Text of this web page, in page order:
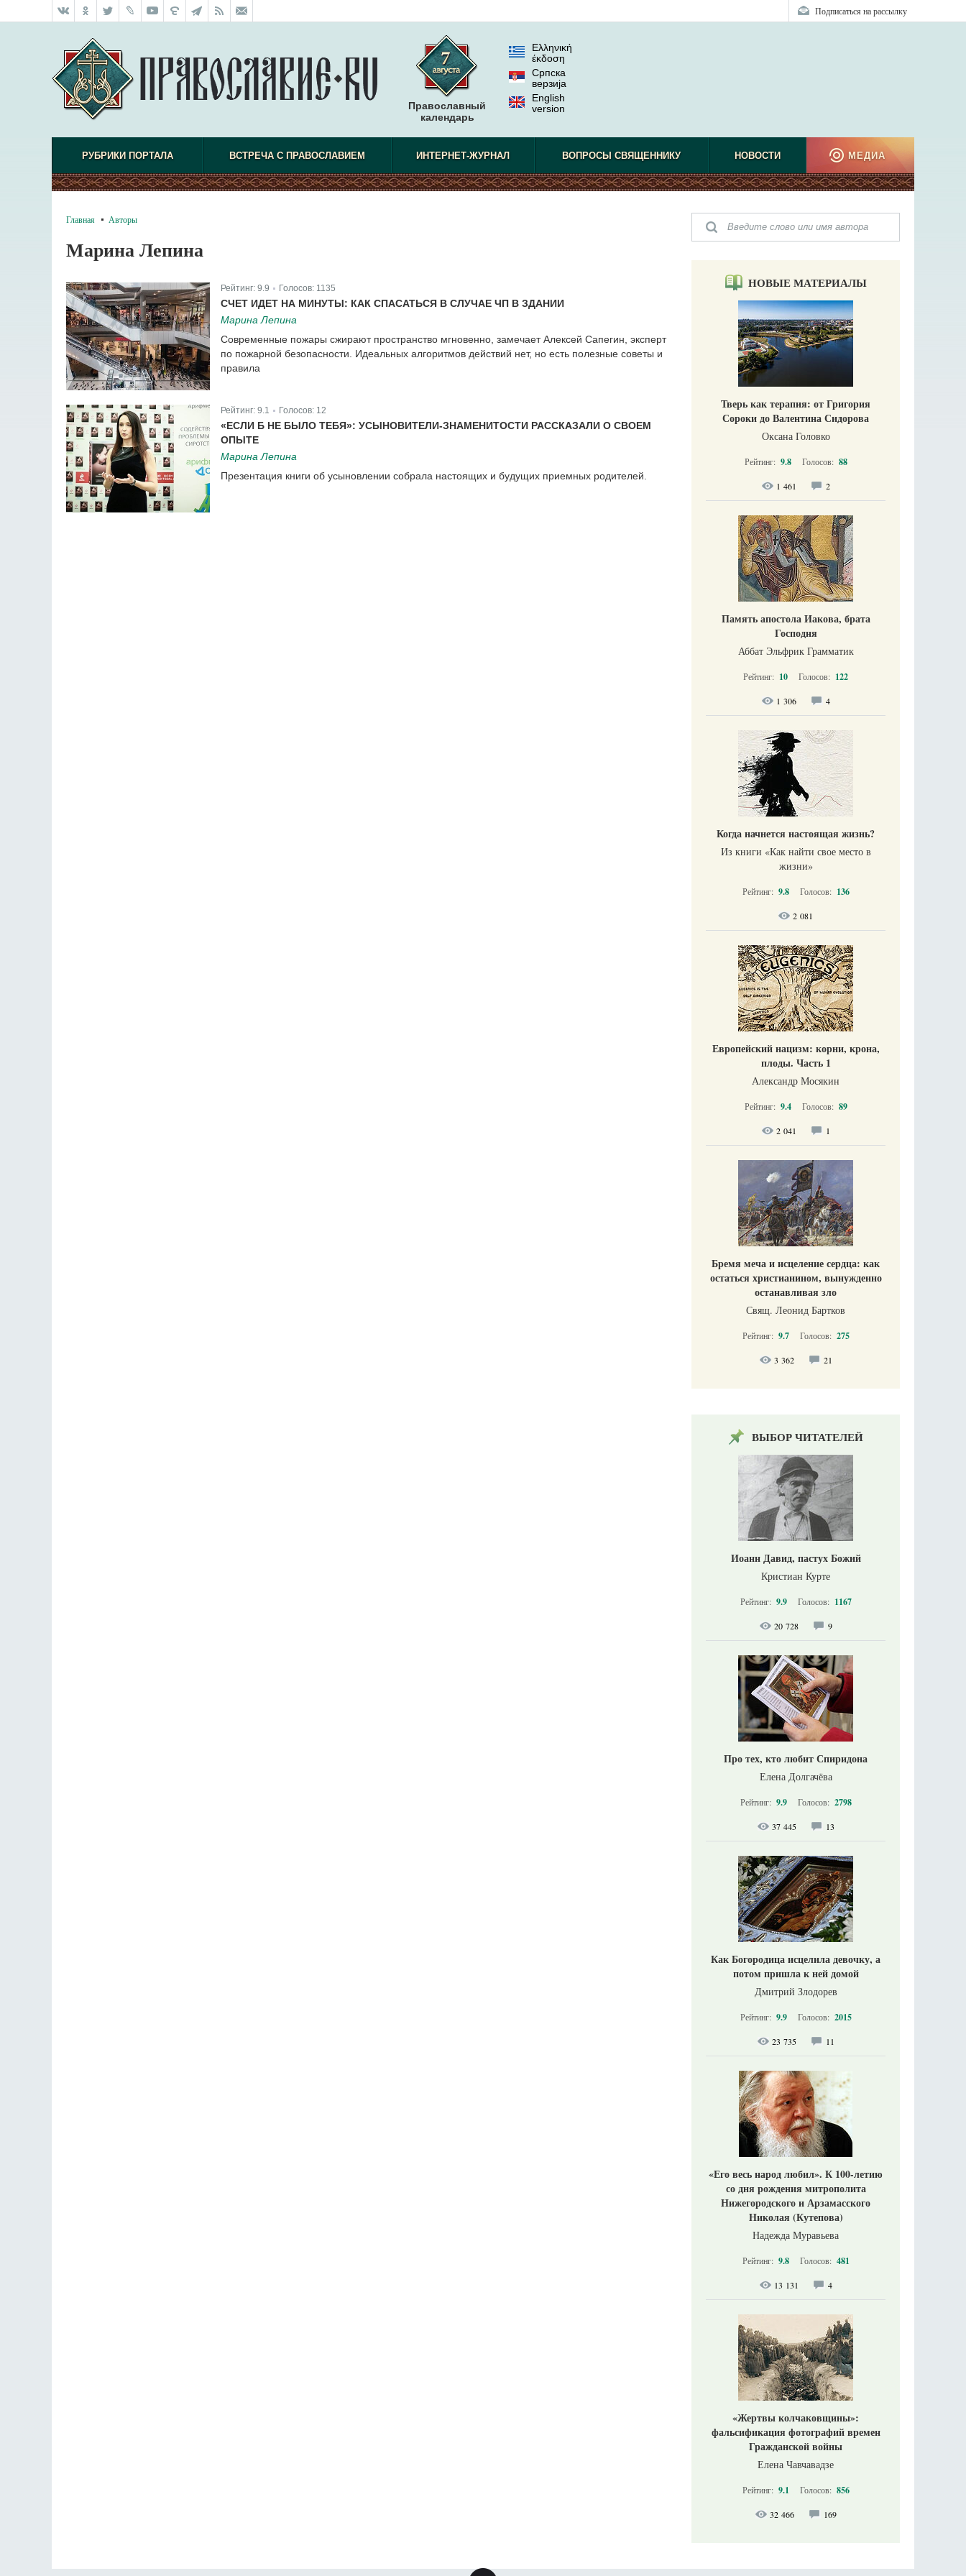
Подписаться на рассылку
Православный
календарь
Ελληνική
έκδοση
Српска
верзиjа
English
version
РУБРИКИ ПОРТАЛА ВСТРЕЧА С ПРАВОСЛАВИЕМ ИНТЕРНЕТ-ЖУРНАЛ ВОПРОСЫ СВЯЩЕННИКУ НОВОСТИ МЕДИА
Главная Авторы
Марина Лепина
Рейтинг: 9.9 Голосов: 1135
СЧЕТ ИДЕТ НА МИНУТЫ: КАК СПАСАТЬСЯ В СЛУЧАЕ ЧП В ЗДАНИИ
Марина Лепина
Современные пожары сжирают пространство мгновенно, замечает Алексей Сапегин, эксперт
по пожарной безопасности. Идеальных алгоритмов действий нет, но есть полезные советы и
правила
Рейтинг: 9.1 Голосов: 12
«ЕСЛИ Б НЕ БЫЛО ТЕБЯ»: УСЫНОВИТЕЛИ-ЗНАМЕНИТОСТИ РАССКАЗАЛИ О СВОЕМ
ОПЫТЕ
Марина Лепина
Презентация книги об усыновлении собрала настоящих и будущих приемных родителей.
НОВЫЕ МАТЕРИАЛЫ
Тверь как терапия: от Григория
Сороки до Валентина Сидорова
Оксана Головко
Рейтинг: 9.8 Голосов: 88
1 461 2
Память апостола Иакова, брата
Господня
Аббат Эльфрик Грамматик
Рейтинг: 10 Голосов: 122
1 306 4
Когда начнется настоящая жизнь?
Из книги «Как найти свое место в
жизни​»
Рейтинг: 9.8 Голосов: 136
2 081
Европейский нацизм: корни, крона,
плоды. Часть 1
Александр Мосякин
Рейтинг: 9.4 Голосов: 89
2 041 1
Бремя меча и исцеление сердца: как
остаться христианином, вынужденно
останавливая зло
Свящ. Леонид Бартков
Рейтинг: 9.7 Голосов: 275
3 362 21
ВЫБОР ЧИТАТЕЛЕЙ
Иоанн Давид, пастух Божий
Кристиан Курте
Рейтинг: 9.9 Голосов: 1167
20 728 9
Про тех, кто любит Спиридона
Елена Долгачёва
Рейтинг: 9.9 Голосов: 2798
37 445 13
Как Богородица исцелила девочку, а
потом пришла к ней домой
Дмитрий Злодорев
Рейтинг: 9.9 Голосов: 2015
23 735 11
«Его весь народ любил». К 100-летию
со дня рождения митрополита
Нижегородского и Арзамасского
Николая (Кутепова)
Надежда Муравьева
Рейтинг: 9.8 Голосов: 481
13 131 4
«Жертвы колчаковщины»:
фальсификация фотографий времен
Гражданской войны
Елена Чавчавадзе
Рейтинг: 9.1 Голосов: 856
32 466 169